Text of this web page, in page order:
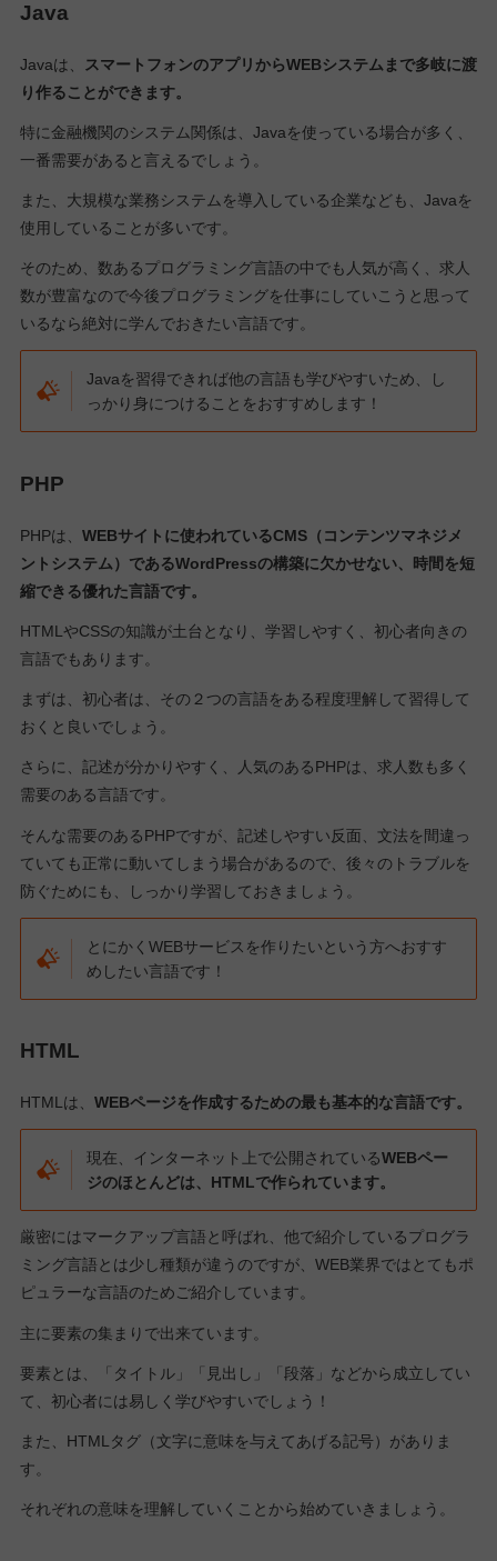
Java
Javaは、
スマートフォンのアプリからWEBシステムまで多岐に渡
り作ることができます。
特に金融機関のシステム関係は、Javaを使っている場合が多く、
一番需要があると言えるでしょう。
また、大規模な業務システムを導入している企業なども、Javaを
使用していることが多いです。
そのため、数あるプログラミング言語の中でも人気が高く、求人
数が豊富なので今後プログラミングを仕事にしていこうと思って
いるなら絶対に学んでおきたい言語です。
Javaを習得できれば他の言語も学びやすいため、し
っかり身につけることをおすすめします！
PHP
PHPは、 WEBサイトに使われているCMS（コンテンツマネジメ
ントシステム）であるWordPressの構築に欠かせない、時間を短
縮できる優れた言語です。
HTMLやCSSの知識が土台となり、学習しやすく、初心者向きの
言語でもあります。
まずは、初心者は、その２つの言語をある程度理解して習得して
おくと良いでしょう。
さらに、記述が分かりやすく、人気のあるPHPは、求人数も多く
需要のある言語です。
そんな需要のあるPHPですが、記述しやすい反面、文法を間違っ
ていても正常に動いてしまう場合があるので、後々のトラブルを
防ぐためにも、しっかり学習しておきましょう。
とにかくWEBサービスを作りたいという方へおすす
めしたい言語です！
HTML
HTMLは、 WEBページを作成するための最も基本的な言語です。
現在、インターネット上で公開されているWEBペー
ジのほとんどは、HTMLで作られています。
厳密にはマークアップ言語と呼ばれ、他で紹介しているプログラ
ミング言語とは少し種類が違うのですが、WEB業界ではとてもポ
ピュラーな言語のためご紹介しています。
主に要素の集まりで出来ています。
要素とは、「タイトル」「見出し」「段落」などから成立してい
て、初心者には易しく学びやすいでしょう！
また、HTMLタグ（文字に意味を与えてあげる記号）がありま
す。
それぞれの意味を理解していくことから始めていきましょう。